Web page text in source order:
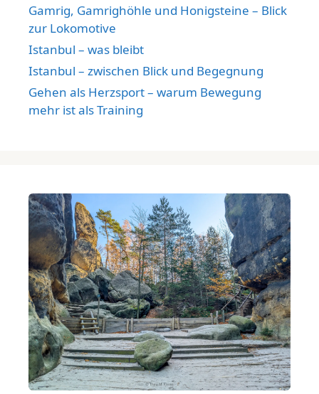
Gamrig, Gamrighöhle und Honigsteine – Blick
zur Lokomotive
Istanbul – was bleibt
Istanbul – zwischen Blick und Begegnung
Gehen als Herzsport – warum Bewegung
mehr ist als Training